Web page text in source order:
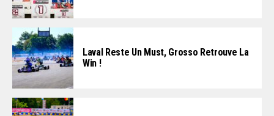
Laval Reste Un Must, Grosso Retrouve La
Win !